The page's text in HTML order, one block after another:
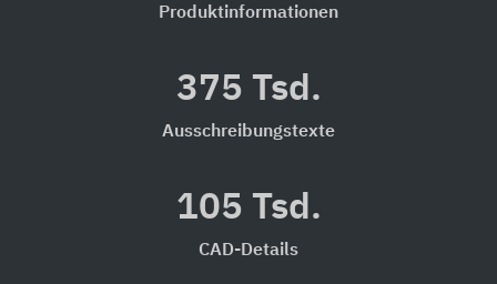
Produktinformationen
375 Tsd.
Ausschreibungstexte
105 Tsd.
CAD-Details